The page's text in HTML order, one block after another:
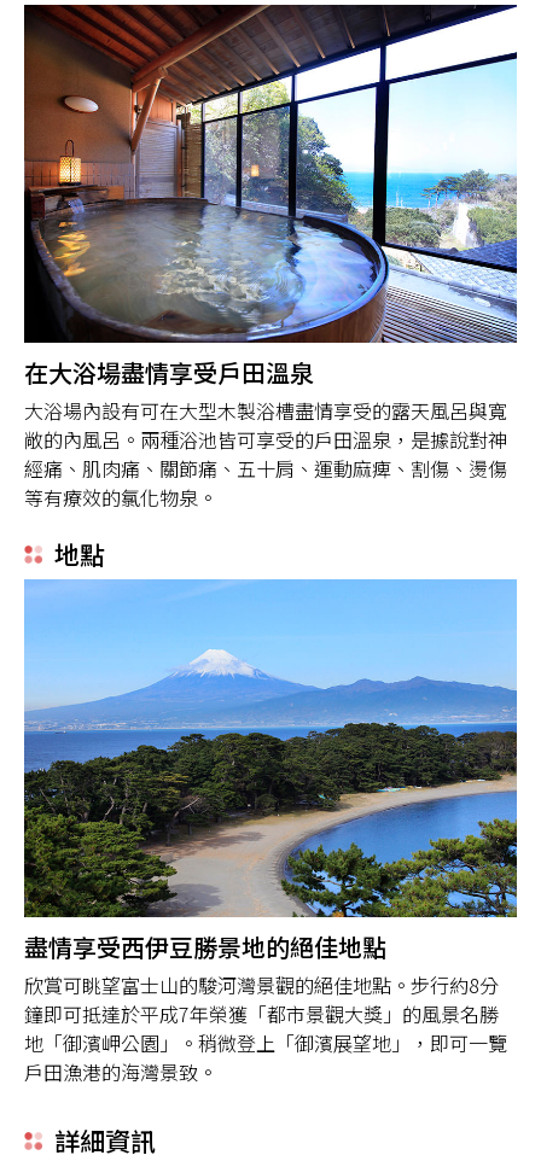
在大浴場盡情享受戶田溫泉
大浴場內設有可在大型木製浴槽盡情享受的露天風呂與寬
敞的內風呂。兩種浴池皆可享受的戶田溫泉，是據說對神
經痛、肌肉痛、關節痛、五十肩、運動麻痺、割傷、燙傷
等有療效的氯化物泉。
地點
盡情享受西伊豆勝景地的絕佳地點
欣賞可眺望富士山的駿河灣景觀的絕佳地點。步行約8分
鐘即可抵達於平成7年榮獲「都市景觀大獎」的風景名勝
地「御濱岬公園」。稍微登上「御濱展望地」，即可一覽
戶田漁港的海灣景致。
詳細資訊